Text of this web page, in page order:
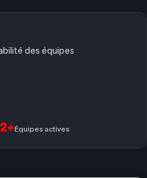
des équipes
Équipes actives